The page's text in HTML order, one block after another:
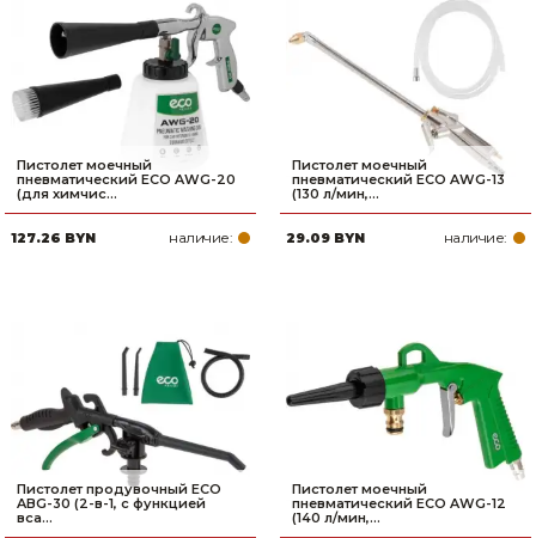
Пистолет моечный
пневматический ECO AWG-20
(для химчис...
127.26 BYN наличие:
Пистолет моечный
пневматический ECO AWG-13
(130 л/мин,...
29.09 BYN наличие:
Пистолет продувочный ECO
ABG-30 (2-в-1, с функцией
вса...
Пистолет моечный
пневматический ECO AWG-12
(140 л/мин,...